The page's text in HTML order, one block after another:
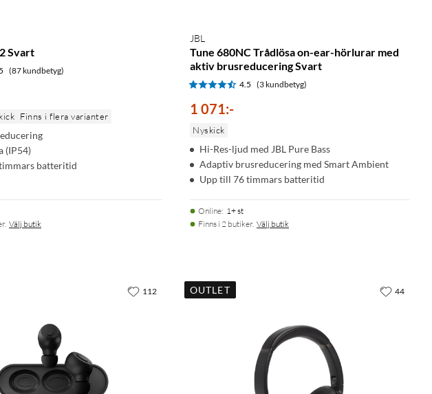
Svart
(87 kundbetyg)
Finns i flera varianter
(IP54)
batteritid
Välj butik
JBL
Tune 680NC Trådlösa on-ear-hörlurar med
aktiv brusreducering Svart
4.5 (3 kundbetyg)
1 071:-
Nyskick
Hi-Res-ljud med JBL Pure Bass
Adaptiv brusreducering med Smart Ambient
Upp till 76 timmars batteritid
Online: 1+ st
Finns i 2 butiker. Välj butik
112 OUTLET 44